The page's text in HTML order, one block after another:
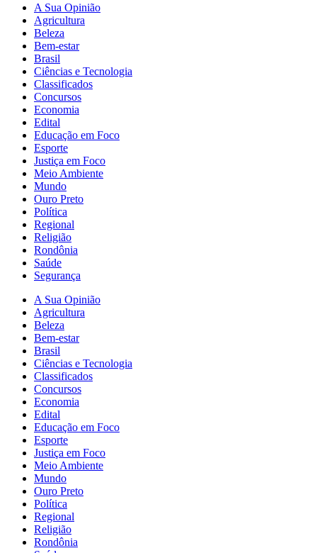
A Sua Opinião
Agricultura
Beleza
Bem-estar
Brasil
Ciências e Tecnologia
Classificados
Concursos
Economia
Edital
Educação em Foco
Esporte
Justiça em Foco
Meio Ambiente
Mundo
Ouro Preto
Política
Regional
Religião
Rondônia
Saúde
Segurança
A Sua Opinião
Agricultura
Beleza
Bem-estar
Brasil
Ciências e Tecnologia
Classificados
Concursos
Economia
Edital
Educação em Foco
Esporte
Justiça em Foco
Meio Ambiente
Mundo
Ouro Preto
Política
Regional
Religião
Rondônia